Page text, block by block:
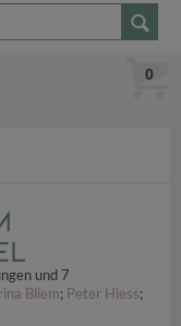
0
und 7
Bliem; Peter Hiess;